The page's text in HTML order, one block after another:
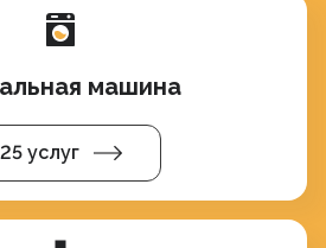
машина
25 услуг